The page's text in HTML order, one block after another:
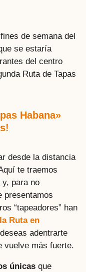
de semana del
se estaría
del centro
Ruta de Tapas
Habana»
desde la distancia
te traemos
para no
presentamos
“tapeadores” han
Ruta en
adentrarte
vuelve más fuerte.
únicasque